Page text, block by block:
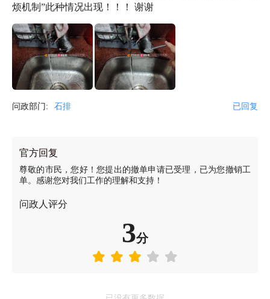
烦机制”此种情况出现！！！ 谢谢
问政部门: 石排 已回复
官方回复
尊敬的市民，您好！您提出的撤单申请已受理，已为您撤销工
单。感谢您对我们工作的理解和支持！
问政人评分
3分